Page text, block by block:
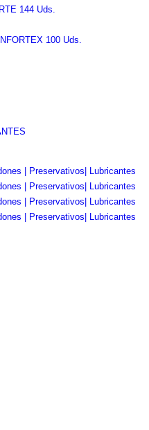
144 Uds.
100 Uds.